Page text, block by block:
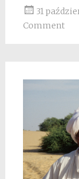
31
Comment